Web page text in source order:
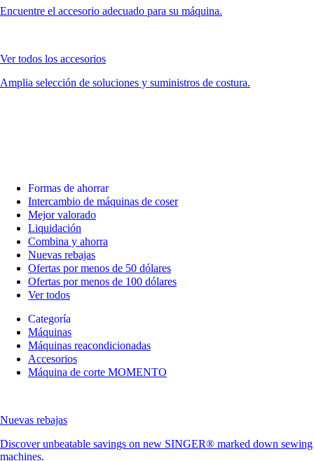
Encuentre el accesorio adecuado para su máquina.
Ver todos los accesorios
Amplia selección de soluciones y suministros de costura.
Formas de ahorrar
Intercambio de máquinas de coser
Mejor valorado
Liquidación
Combina y ahorra
Nuevas rebajas
Ofertas por menos de 50 dólares
Ofertas por menos de 100 dólares
Ver todos
Categoría
Máquinas
Máquinas reacondicionadas
Accesorios
Máquina de corte MOMENTO
Nuevas rebajas
Discover unbeatable savings on new SINGER® marked down sewing
machines.